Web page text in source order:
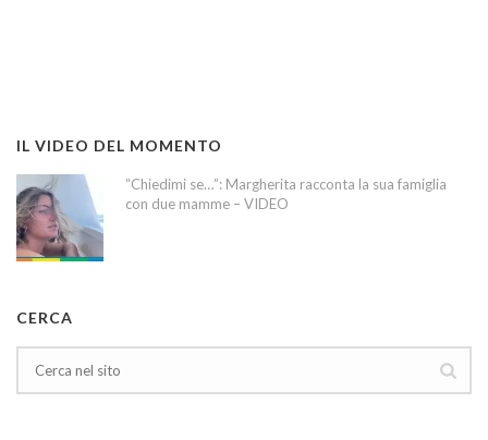
IL VIDEO DEL MOMENTO
“Chiedimi se…”: Margherita racconta la sua famiglia
con due mamme – VIDEO
CERCA